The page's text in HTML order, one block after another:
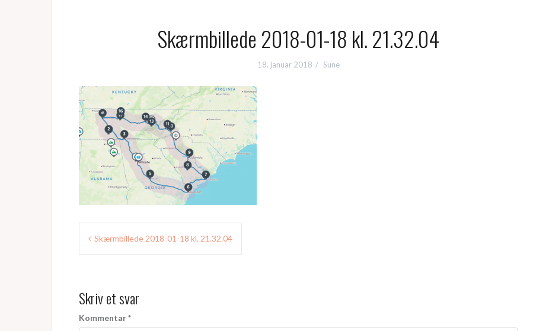
Skærmbillede 2018-01-18 kl. 21.32.04
18. januar 2018 Sune
Indlægsnavigation
Skærmbillede 2018-01-18 kl. 21.32.04
Skriv et svar
Kommentar*